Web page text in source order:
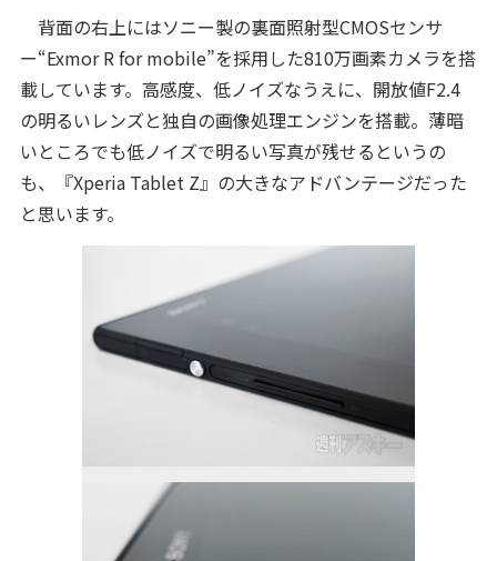
背面の右上にはソニー製の裏面照射型CMOSセンサ
ー“Exmor R for mobile”を採用した810万画素カメラを搭
載しています。高感度、低ノイズなうえに、開放値F2.4
の明るいレンズと独自の画像処理エンジンを搭載。薄暗
いところでも低ノイズで明るい写真が残せるというの
も、『Xperia Tablet Z』の大きなアドバンテージだった
と思います。